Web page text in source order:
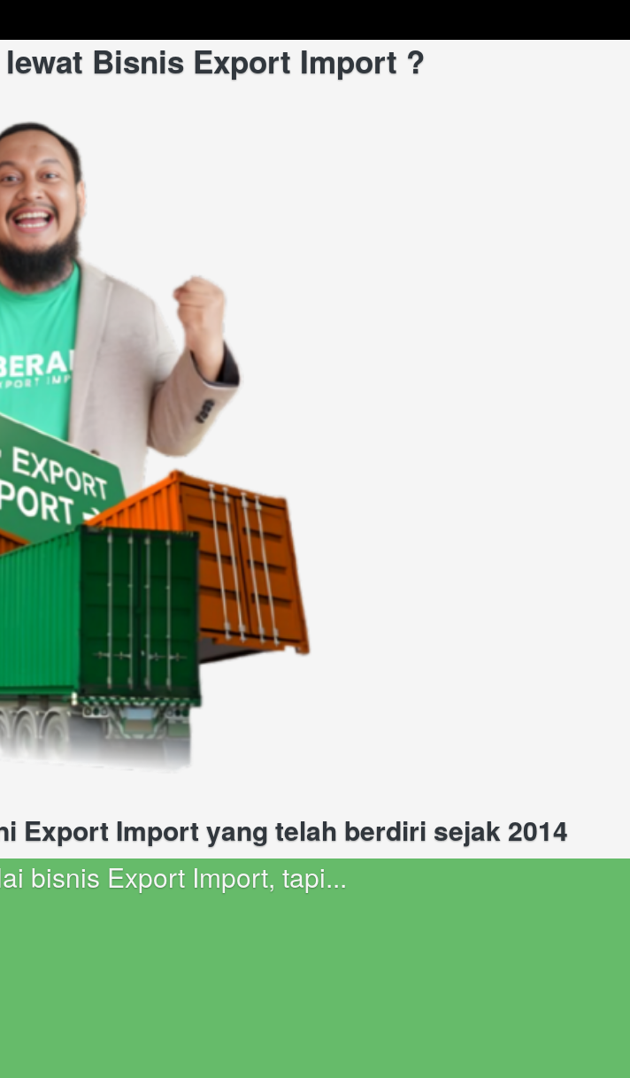
Bisnis Export Import ?
Export Import yang telah berdiri sejak 2014
bisnis Export Import, tapi...